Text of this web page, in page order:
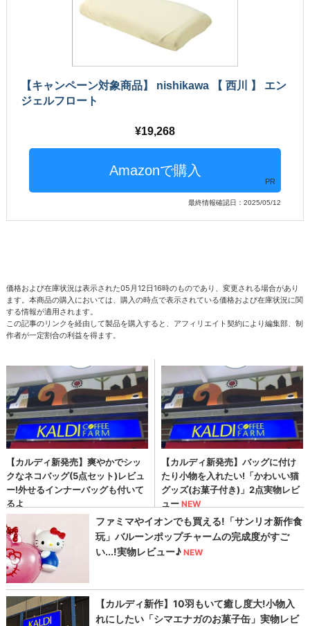
【キャンペーン対象商品】 nishikawa 【 西川 】 エン
ジェルフロート
19,268
PR
最終情報確認日：2025/05/12
価格および在庫状況は表示された05月12日16時のものであり、変更される場合があり
ます。本商品の購入においては、購入の時点で表示されている価格および在庫状況に関
する情報が適用されます。
この記事のリンクを経由して製品を購入すると、アフィリエイト契約により編集部、制
作者が一定割合の利益を得ます。